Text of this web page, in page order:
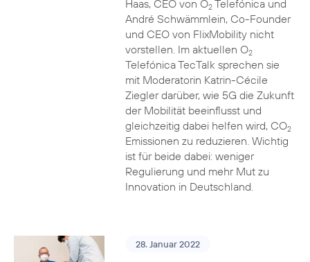
Haas, CEO von O2Telefónica und
André Schwämmlein, Co-Founder
und CEO von FlixMobility nicht
vorstellen. Im aktuellen O2
Telefónica TecTalk sprechen sie
mit Moderatorin Katrin-Cécile
Ziegler darüber, wie 5G die Zukunft
der Mobilität beeinflusst und
gleichzeitig dabei helfen wird, CO2
Emissionen zu reduzieren. Wichtig
ist für beide dabei: weniger
Regulierung und mehr Mut zu
Innovation in Deutschland.
28. Januar 2022